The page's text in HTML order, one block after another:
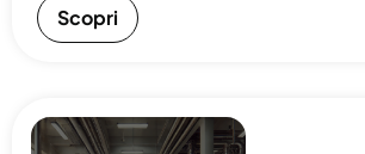
Scopri